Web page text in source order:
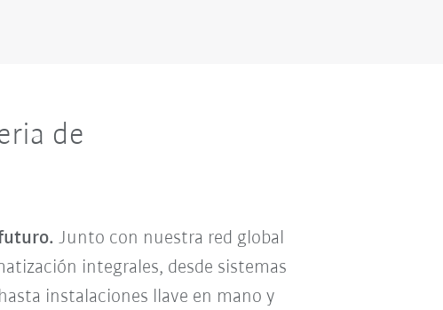
de
Junto con nuestra red global
integrales, desde sistemas
instalaciones llave en mano y